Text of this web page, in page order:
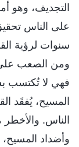
التجديف، وهو
على الناس
سنوات لرؤية
ومن الصعب على
فهي لا تُكتسب
المسيح، يُفقَد
الناس.
وأضداد